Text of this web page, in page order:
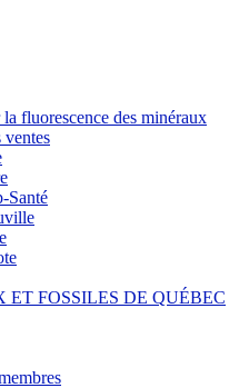
fluorescence des minéraux
ventes
Santé
FOSSILES DE QUÉBEC